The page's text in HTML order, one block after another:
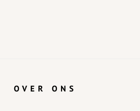
OVER ONS